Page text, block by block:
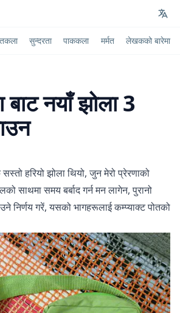
सुन्दरता पाककला मर्मत लेखकको बारेमा
बाट नयाँ झोला 3
हरियो झोला थियो, जुन मेरो प्रेरणाको
साथमा समय बर्बाद गर्न मन लागेन, पुरानो
निर्णय गरें, यसको भागहरूलाई कम्प्याक्ट पोतको